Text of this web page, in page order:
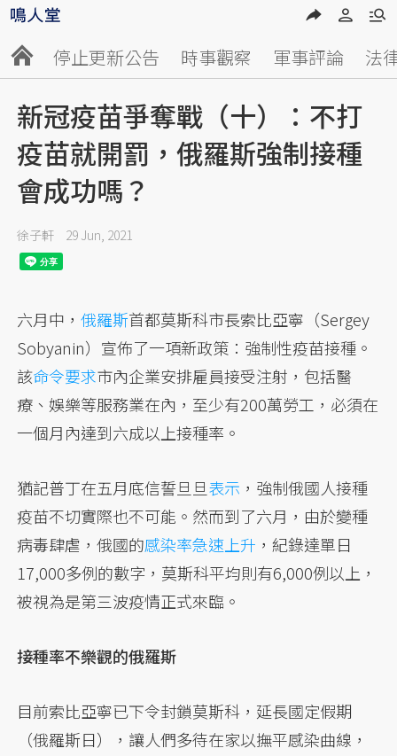
停止更新公告 時事觀察 軍事評論 法
新冠疫苗爭奪戰（十）：不打
疫苗就開罰，俄羅斯強制接種
會成功嗎？
徐子軒 29 Jun, 2021
六月中，俄羅斯首都莫斯科市長索比亞寧（Sergey
Sobyanin）宣佈了一項新政策：強制性疫苗接種。
該命令要求市內企業安排雇員接受注射，包括醫
療、娛樂等服務業在內，至少有200萬勞工，必須在
一個月內達到六成以上接種率。
猶記普丁在五月底信誓旦旦表示 ，強制俄國人接種
疫苗不切實際也不可能。然而到了六月，由於變種
病毒肆虐，俄國的感染率急速上升 ，紀錄達單日
17,000多例的數字，莫斯科平均則有6,000例以上，
被視為是第三波疫情正式來臨。
接種率不樂觀的俄羅斯
目前索比亞寧已下令封鎖莫斯科，延長國定假期
（俄羅斯日），讓人們多待在家以撫平感染曲線，